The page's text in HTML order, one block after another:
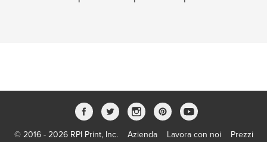
© 2016 - 2026 RPI Print, Inc. Azienda Lavora con noi Prezzi